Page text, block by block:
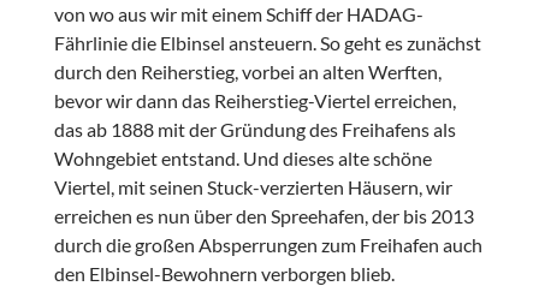
von wo aus wir mit einem Schiff der HADAG-
Fährlinie die Elbinsel ansteuern. So geht es zunächst
durch den Reiherstieg, vorbei an alten Werften,
bevor wir dann das Reiherstieg-Viertel erreichen,
das ab 1888 mit der Gründung des Freihafens als
Wohngebiet entstand. Und dieses alte schöne
Viertel, mit seinen Stuck-verzierten Häusern, wir
erreichen es nun über den Spreehafen, der bis 2013
durch die großen Absperrungen zum Freihafen auch
den Elbinsel-Bewohnern verborgen blieb.